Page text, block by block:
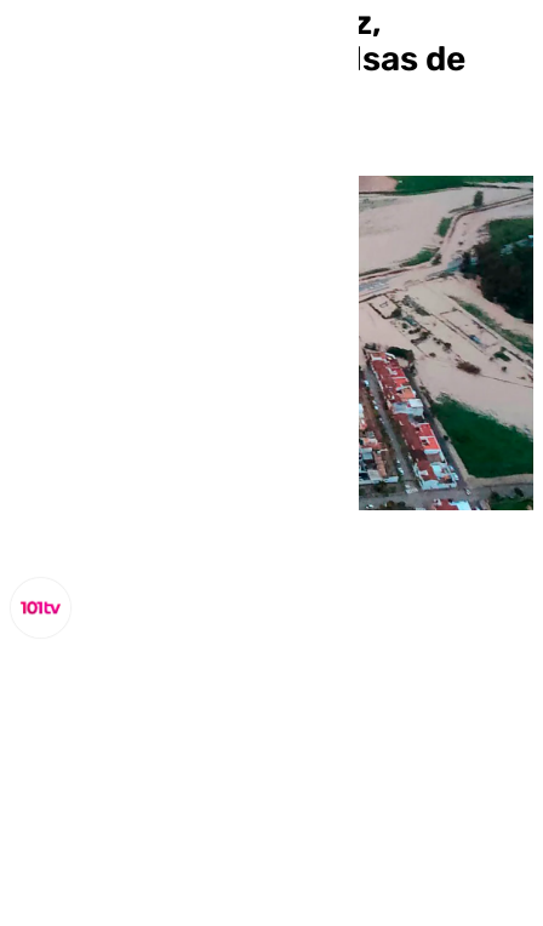
La zona rural de Jerez,
incomunicada por balsas de